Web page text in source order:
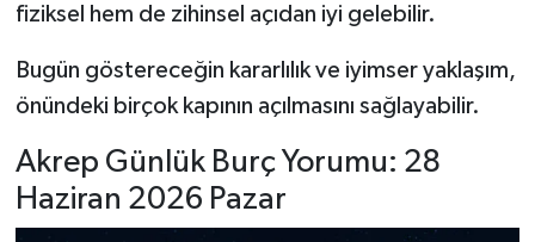
fiziksel hem de zihinsel açıdan iyi gelebilir.
Bugün göstereceğin kararlılık ve iyimser yaklaşım,
önündeki birçok kapının açılmasını sağlayabilir.
Akrep Günlük Burç Yorumu: 28
Haziran 2026 Pazar